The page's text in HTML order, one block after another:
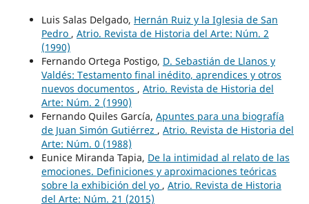
Luis Salas Delgado, Hernán Ruiz y la Iglesia de San
Pedro , Atrio. Revista de Historia del Arte: Núm. 2
(1990)
Fernando Ortega Postigo, D. Sebastián de Llanos y
Valdés: Testamento final inédito, aprendices y otros
nuevos documentos , Atrio. Revista de Historia del
Arte: Núm. 2 (1990)
Fernando Quiles García, Apuntes para una biografía
de Juan Simón Gutiérrez , Atrio. Revista de Historia del
Arte: Núm. 0 (1988)
Eunice Miranda Tapia, De la intimidad al relato de las
emociones. Definiciones y aproximaciones teóricas
sobre la exhibición del yo , Atrio. Revista de Historia
del Arte: Núm. 21 (2015)